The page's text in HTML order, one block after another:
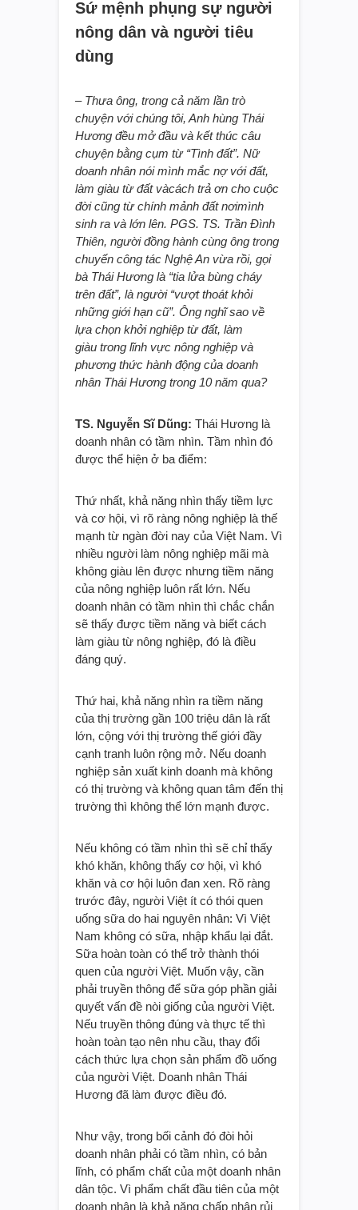
Sứ mệnh phụng sự người
nông dân và người tiêu
dùng
– Thưa ông, trong cả năm lần trò
chuyện với chúng tôi, Anh hùng Thái
Hương đều mở đầu và kết thúc câu
chuyện bằng cụm từ “Tình đất”. Nữ
doanh nhân nói mình mắc nợ với đất,
làm giàu từ đất vàcách trả ơn cho cuộc
đời cũng từ chính mảnh đất nơimình
sinh ra và lớn lên. PGS. TS. Trần Đình
Thiên, người đồng hành cùng ông trong
chuyến công tác Nghệ An vừa rồi, gọi
bà Thái Hương là “tia lửa bùng cháy
trên đất”, là người “vượt thoát khỏi
những giới hạn cũ”. Ông nghĩ sao về
lựa chọn khởi nghiệp từđất, làm
giàu trong lĩnh vực nông nghiệp và
phương thức hành động của doanh
nhân Thái Hương trong 10 năm qua?
TS. Nguyễn Sĩ Dũng: Thái Hương là
doanh nhân có tầm nhìn. Tầm nhìn đó
được thể hiện ở ba điểm:
Thứ nhất, khả năng nhìn thấy tiềm lực
và cơ hội, vì rõ ràng nông nghiệp là thế
mạnh từ ngàn đời nay của Việt Nam. Vì
nhiều người làm nông nghiệp mãi mà
không giàu lên được nhưng tiềm năng
của nông nghiệp luôn rất lớn. Nếu
doanh nhân có tầm nhìn thì chắc chắn
sẽ thấy được tiềm năng và biết cách
làm giàu từ nông nghiệp, đó là điều
đáng quý.
Thứ hai, khả năng nhìn ra tiềm năng
của thị trường gần 100 triệu dân là rất
lớn, cộng với thị trường thế giới đầy
cạnh tranh luôn rộng mở. Nếu doanh
nghiệp sản xuất kinh doanh mà không
có thị trường và không quan tâm đến thị
trường thì không thể lớn mạnh được.
Nếu không có tầm nhìn thì sẽ chỉ thấy
khó khăn, không thấy cơ hội, vì khó
khăn và cơ hội luôn đan xen. Rõ ràng
trước đây, người Việt ít có thói quen
uống sữa do hai nguyên nhân: Vì Việt
Nam không có sữa, nhập khẩu lại đắt.
Sữa hoàn toàn có thể trở thành thói
quen của người Việt. Muốn vậy, cần
phải truyền thông để sữa góp phần giải
quyết vấn đề nòi giống của người Việt.
Nếu truyền thông đúng và thực tế thì
hoàn toàn tạo nên nhu cầu, thay đổi
cách thức lựa chọn sản phẩm đồ uống
của người Việt. Doanh nhân Thái
Hương đã làm được điều đó.
Như vậy, trong bối cảnh đó đòi hỏi
doanh nhân phải có tầm nhìn, có bản
lĩnh, có phẩm chất của một doanh nhân
dân tộc. Vì phẩm chất đầu tiên của một
doanh nhân là khả năng chấp nhận rủi